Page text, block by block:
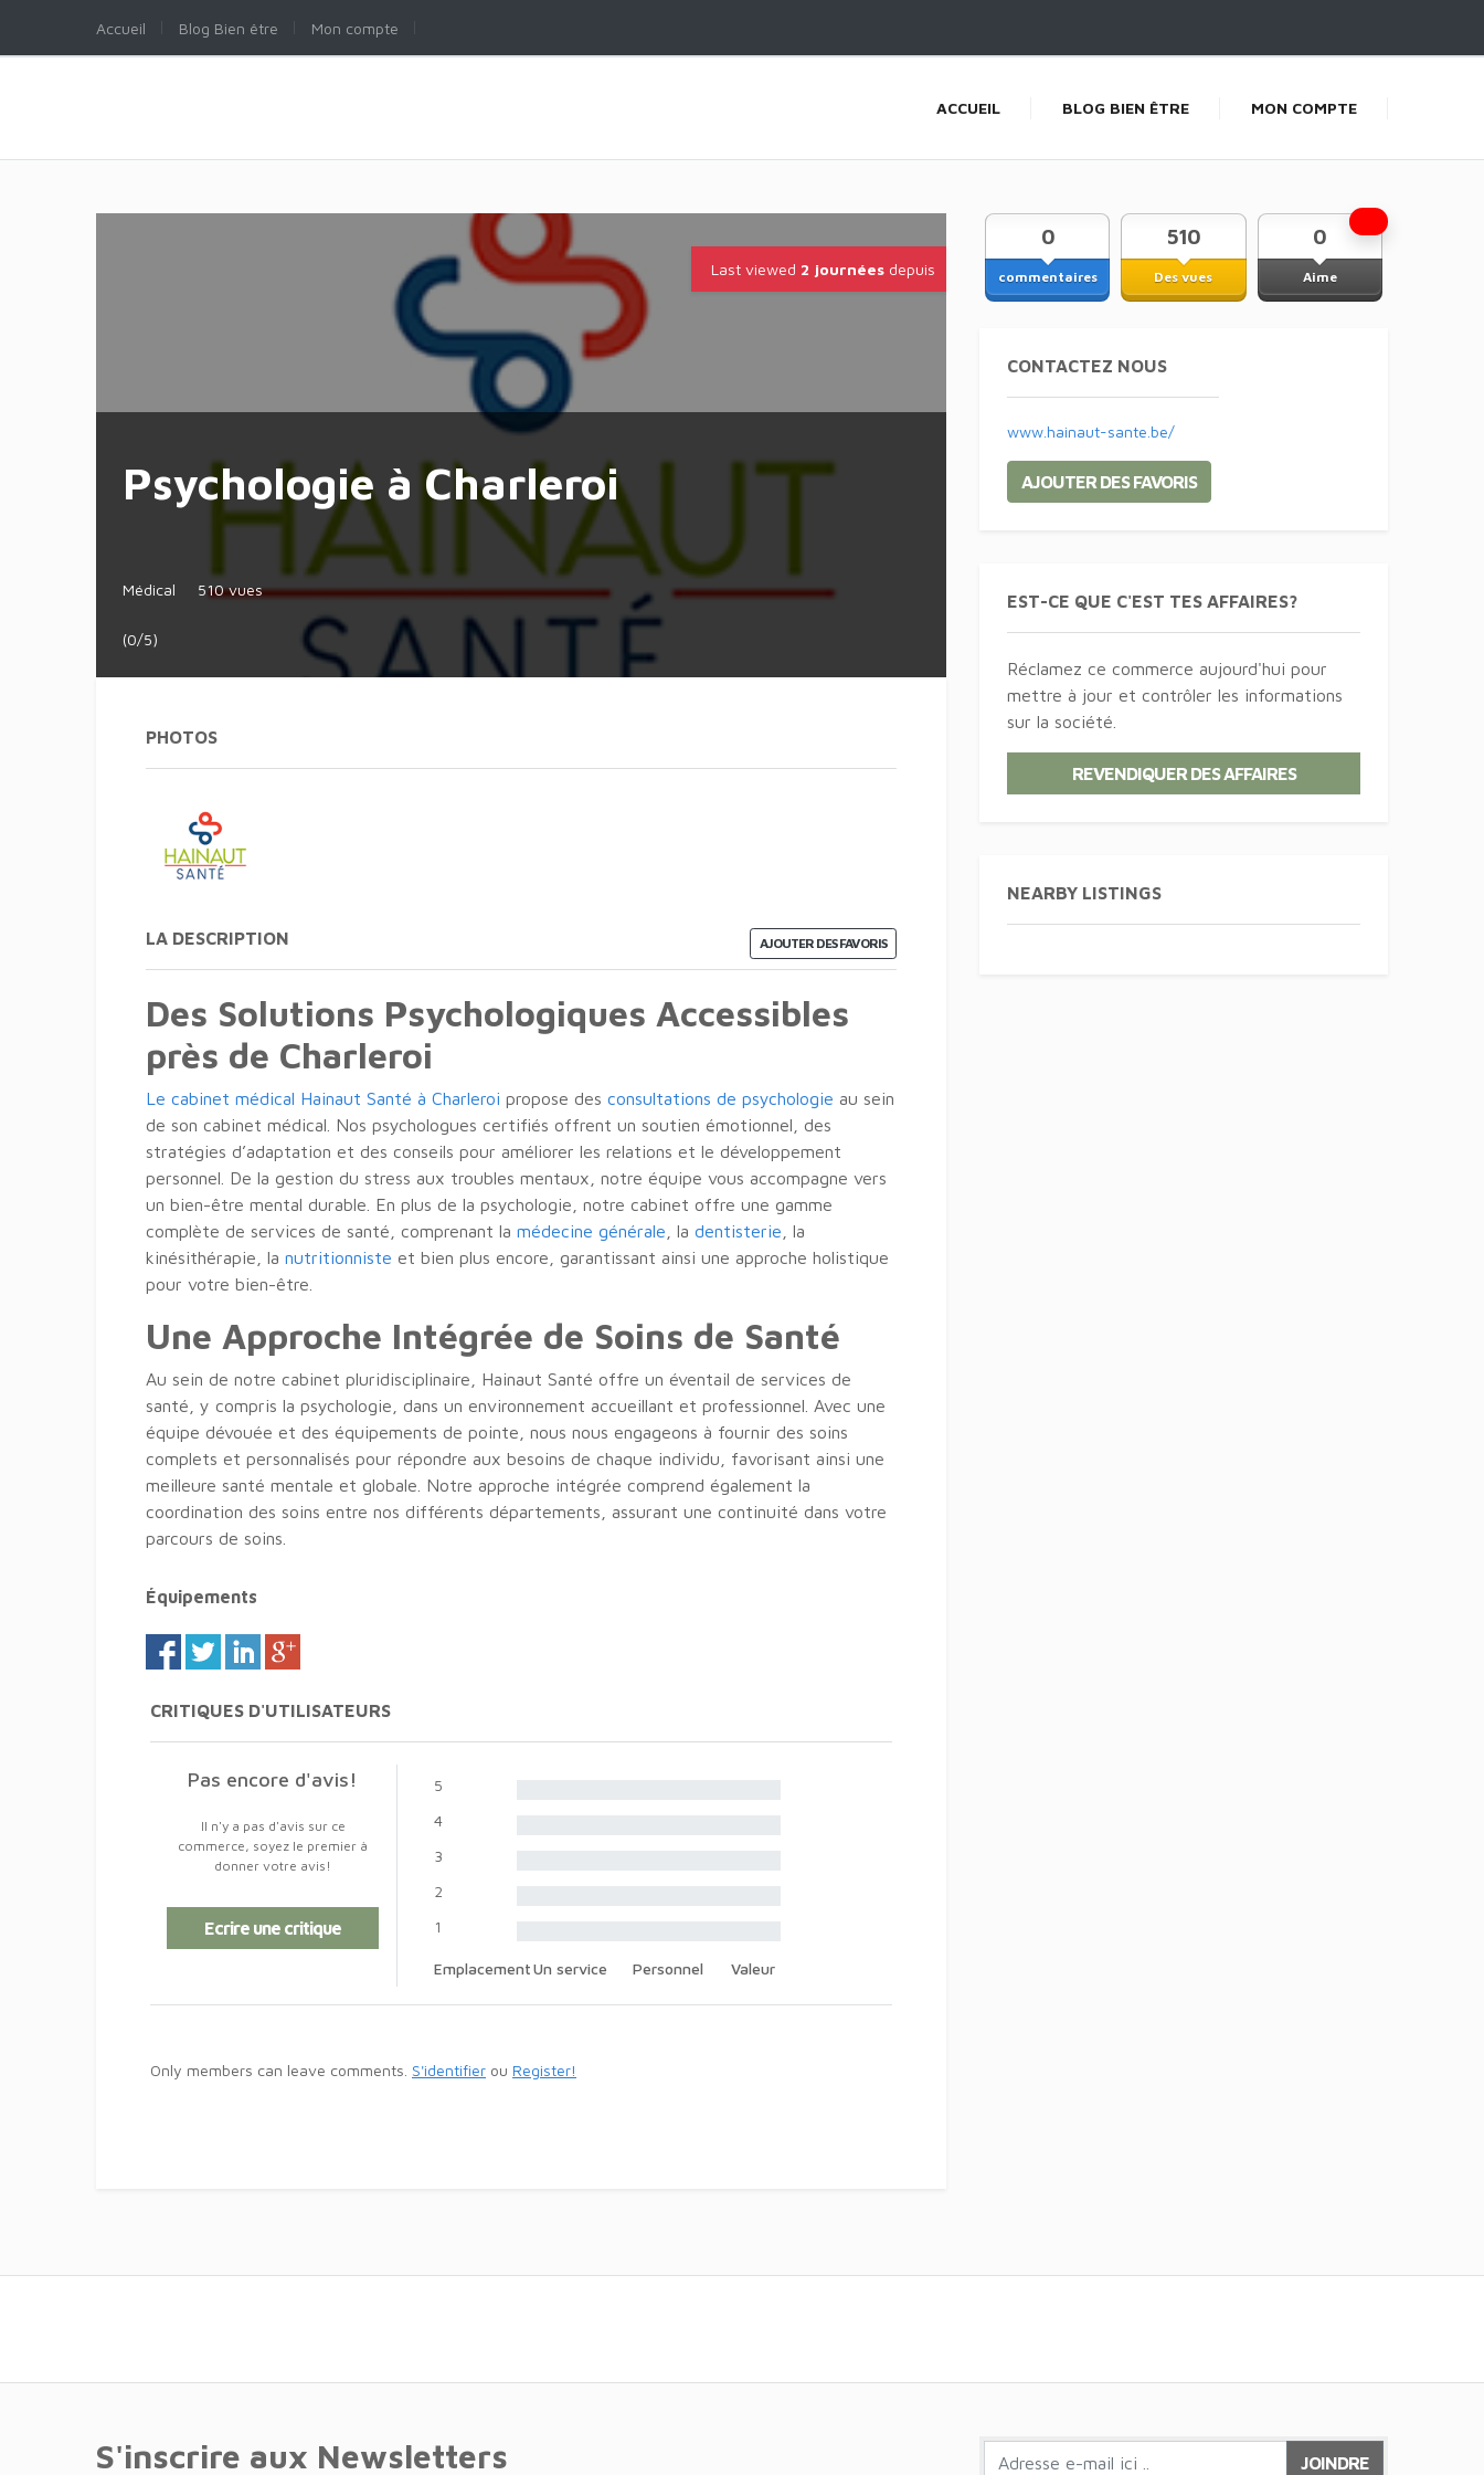
Accueil Blog Bien être Mon compte
ACCUEIL BLOG BIEN ÊTRE MON COMPTE
Last viewed 2 journées depuis
Psychologie à Charleroi
Médical 510 vues
(0/5)
PHOTOS
AJOUTER DES FAVORIS
LA DESCRIPTION
Des Solutions Psychologiques Accessibles
près de Charleroi
Le cabinet médical Hainaut Santé à Charleroi propose des consultations de psychologie au sein
de son cabinet médical. Nos psychologues certifiés offrent un soutien émotionnel, des
stratégies d’adaptation et des conseils pour améliorer les relations et le développement
personnel. De la gestion du stress aux troubles mentaux, notre équipe vous accompagne vers
un bien-être mental durable. En plus de la psychologie, notre cabinet offre une gamme
complète de services de santé, comprenant la médecine générale , la dentisterie , la
kinésithérapie, la nutritionniste et bien plus encore, garantissant ainsi une approche holistique
pour votre bien-être.
Une Approche Intégrée de Soins de Santé
Au sein de notre cabinet pluridisciplinaire, Hainaut Santé offre un éventail de services de
santé, y compris la psychologie, dans un environnement accueillant et professionnel. Avec une
équipe dévouée et des équipements de pointe, nous nous engageons à fournir des soins
complets et personnalisés pour répondre aux besoins de chaque individu, favorisant ainsi une
meilleure santé mentale et globale. Notre approche intégrée comprend également la
coordination des soins entre nos différents départements, assurant une continuité dans votre
parcours de soins.
Équipements
CRITIQUES D'UTILISATEURS
Pas encore d'avis!
Il n'y a pas d'avis sur ce
commerce, soyez le premier à
donner votre avis!
Ecrire une critique
5
4
3
2
1
EmplacementUn service Personnel Valeur
Only members can leave comments. S'identifier ou Register!
commentaires
0
Des vues
510
Aime
0
CONTACTEZ NOUS
www.hainaut-sante.be/
AJOUTER DES FAVORIS
EST-CE QUE C'EST TES AFFAIRES?
Réclamez ce commerce aujourd'hui pour
mettre à jour et contrôler les informations
sur la société.
REVENDIQUER DES AFFAIRES
NEARBY LISTINGS
S'inscrire aux Newsletters JOINDRE